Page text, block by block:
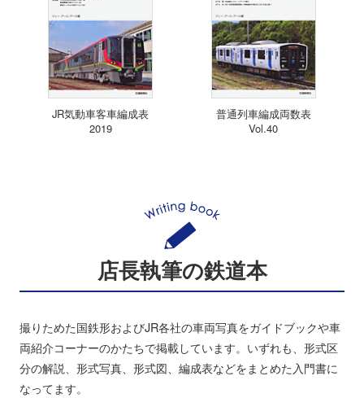
JR気動車客車編成表
2019
普通列車編成両数表
Vol.40
店長執筆の鉄道本
撮りためた国鉄形およびJR各社の車両写真をガイドブックや車
両紹介コーナーのかたちで掲載しています。いずれも、形式区
分の解説、形式写真、形式図、編成表などをまとめた入門書に
なってます。